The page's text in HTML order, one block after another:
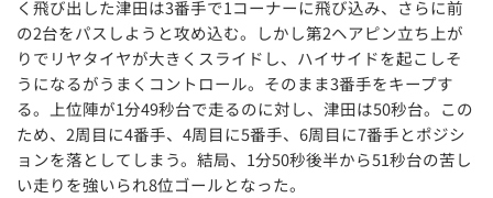
く飛び出した津田は3番手で1コーナーに飛び込み、さらに前
の2台をパスしようと攻め込む。しかし第2ヘアピン立ち上が
りでリヤタイヤが大きくスライドし、ハイサイドを起こしそ
うになるがうまくコントロール。そのまま3番手をキープす
る。上位陣が1分49秒台で走るのに対し、津田は50秒台。この
ため、2周目に4番手、4周目に5番手、6周目に7番手とポジシ
ョンを落としてしまう。結局、1分50秒後半から51秒台の苦し
い走りを強いられ8位ゴールとなった。